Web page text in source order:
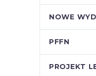
NOWE
PFFN
PROJEKT